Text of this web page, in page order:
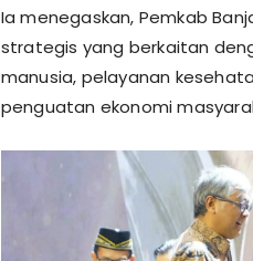
Ia menegaskan, Pemkab
strategis yang berkaitan
manusia, pelayanan
penguatan ekonomi